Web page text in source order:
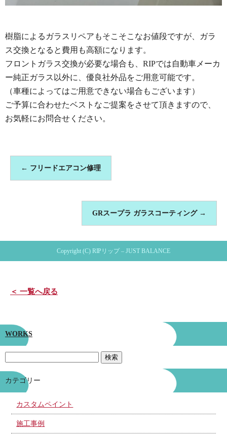
樹脂によるガラスリペアもそこそこなお値段ですが、ガラ
ス交換となると費用も高額になります。
フロントガラス交換が必要な場合も、RIPでは自動車メーカ
ー純正ガラス以外に、優良社外品をご用意可能です。
（車種によってはご用意できない場合もございます）
ご予算に合わせたベストなご提案をさせて頂きますので、
お気軽にお問合せください。
← フリードエアコン修理
GRスープラ ガラスコーティング →
Copyright (C) RIPリップ – JUST BALANCE
＜ 一覧へ戻る
WORKS
カテゴリー
カスタムペイント
施工事例